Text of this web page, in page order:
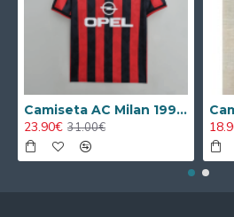
Camiseta AC Milan 1995/1996 Local Retro
23.90€ 31.00€